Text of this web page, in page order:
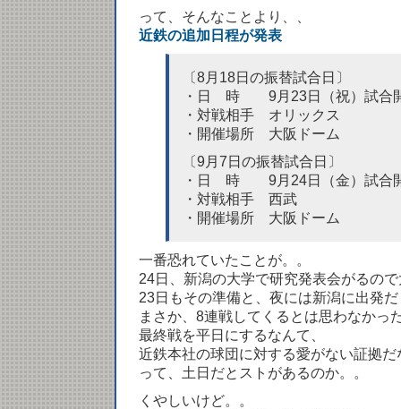
って、そんなことより、、
近鉄の追加日程が発表
〔8月18日の振替試合日〕
・日 時 9月23日（祝）試合
・対戦相手 オリックス
・開催場所 大阪ドーム
〔9月7日の振替試合日〕
・日 時 9月24日（金）試合
・対戦相手 西武
・開催場所 大阪ドーム
一番恐れていたことが。。
24日、新潟の大学で研究発表会がるの
23日もその準備と、夜には新潟に出発
まさか、8連戦してくるとは思わなかっ
最終戦を平日にするなんて、
近鉄本社の球団に対する愛がない証拠だ
って、土日だとストがあるのか。。
くやしいけど。。